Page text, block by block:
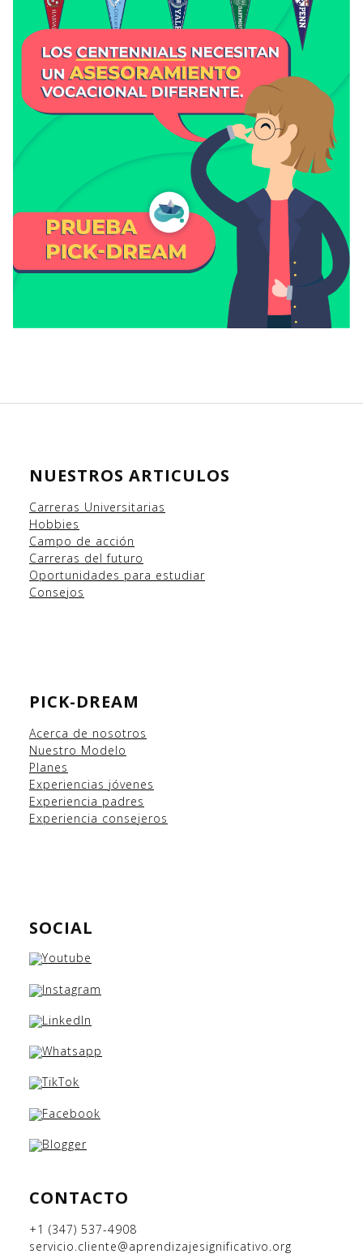
NUESTROS ARTICULOS
Carreras Universitarias
Hobbies
Campo de acción
Carreras del futuro
Oportunidades para estudiar
Consejos
PICK-DREAM
Acerca de nosotros
Nuestro Modelo
Planes
Experiencias jóvenes
Experiencia padres
Experiencia consejeros
SOCIAL
CONTACTO
+1 (347) 537-4908
servicio.cliente@aprendizajesignificativo.org